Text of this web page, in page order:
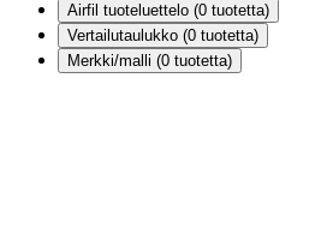
Airfil tuoteluettelo (0 tuotetta)
Vertailutaulukko (0 tuotetta)
Merkki/malli (0 tuotetta)